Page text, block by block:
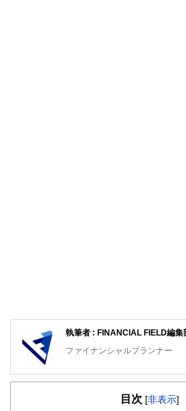
執筆者 : FINANCIAL FIELD編
ファイナンシャルプランナー
FinancialField編集部は、金融
知識がない方でも理解できるよ
目次 [非表示]